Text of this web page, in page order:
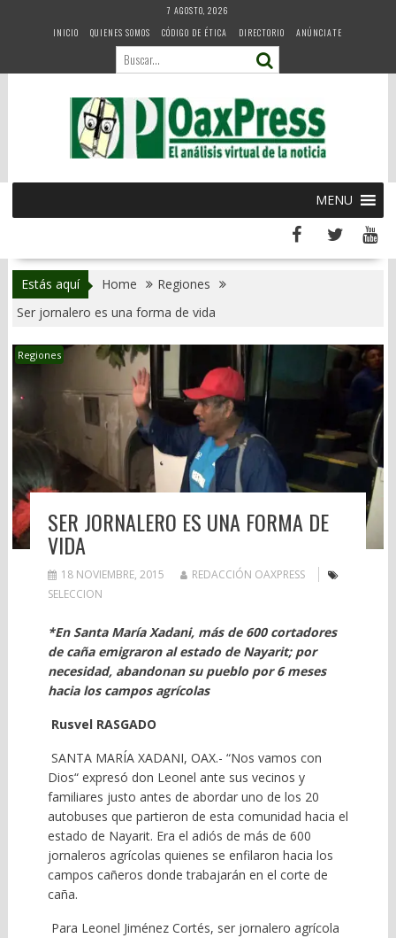
7 AGOSTO, 2026
INICIO
QUIENES SOMOS CÓDIGO DE ÉTICA DIRECTORIO ANÚNCIATE
MENU
Estás aquí Home
Regiones
Ser jornalero es una forma de vida
Regiones
SER JORNALERO ES UNA FORMA DE
VIDA
18 NOVIEMBRE, 2015
REDACCIÓN OAXPRESS
SELECCION
*En Santa María Xadani, más de 600 cortadores
de caña emigraron al estado de Nayarit; por
necesidad, abandonan su pueblo por 6 meses
hacia los campos agrícolas
Rusvel RASGADO
SANTA MARÍA XADANI, OAX.- “Nos vamos con
Dios“ expresó don Leonel ante sus vecinos y
familiares justo antes de abordar uno de los 20
autobuses que partieron de esta comunidad hacia el
estado de Nayarit. Era el adiós de más de 600
jornaleros agrícolas quienes se enfilaron hacia los
campos cañeros donde trabajarán en el corte de
caña.
Para Leonel Jiménez Cortés, ser jornalero agrícola